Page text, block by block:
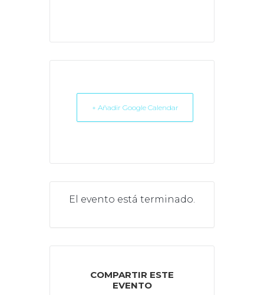
+ Añadir Google Calendar
El evento está terminado.
COMPARTIR ESTE
EVENTO